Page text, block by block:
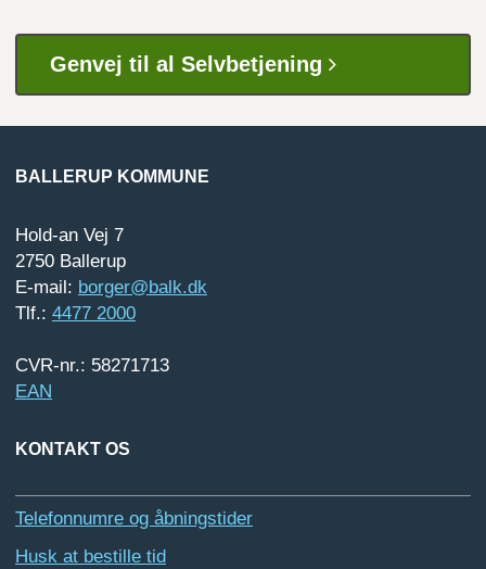
Genvej til al Selvbetjening
BALLERUP KOMMUNE
Hold-an Vej 7
2750 Ballerup
E-mail: borger@balk.dk
Tlf.: 4477 2000
CVR-nr.: 58271713
EAN
KONTAKT OS
Telefonnumre og åbningstider
Husk at bestille tid